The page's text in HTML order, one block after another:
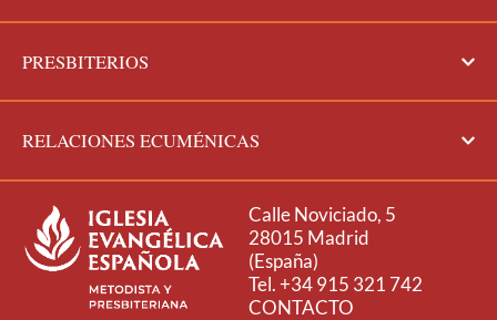
PRESBITERIOS
RELACIONES ECUMÉNICAS
Calle Noviciado, 5
28015 Madrid
(España)
Tel. +34 915 321 742
CONTACTO